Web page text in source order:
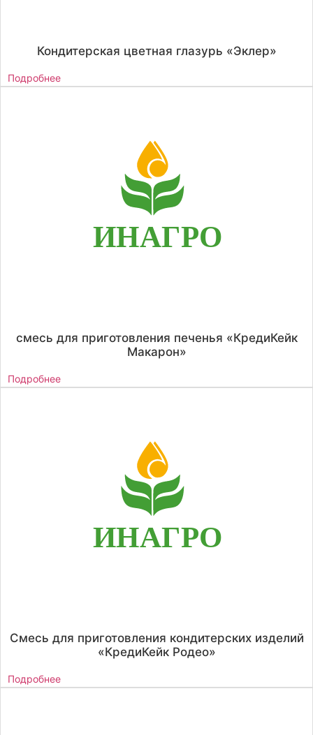
Кондитерская цветная глазурь «Эклер»
Подробнее
смесь для приготовления печенья «КредиКейк
Макарон»
Подробнее
Смесь для приготовления кондитерских изделий
«КредиКейк Родео»
Подробнее